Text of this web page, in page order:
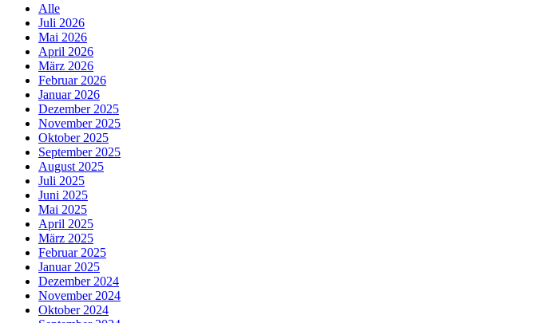
Alle
Juli 2026
Mai 2026
April 2026
März 2026
Februar 2026
Januar 2026
Dezember 2025
November 2025
Oktober 2025
September 2025
August 2025
Juli 2025
Juni 2025
Mai 2025
April 2025
März 2025
Februar 2025
Januar 2025
Dezember 2024
November 2024
Oktober 2024